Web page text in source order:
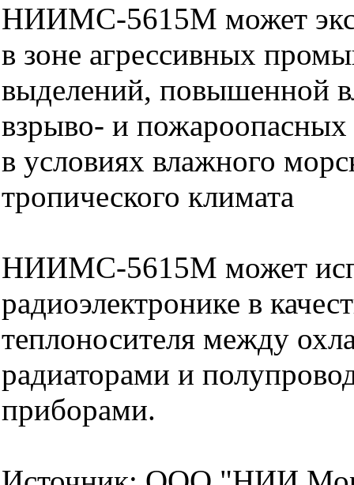
НИИМС-5615М может
в зоне агрессивных
выделений, повышенной
взрыво- и пожароопасных
в условиях влажного
тропического климата
НИИМС-5615М может
радиоэлектронике в
теплоносителя между
радиаторами и
приборами.